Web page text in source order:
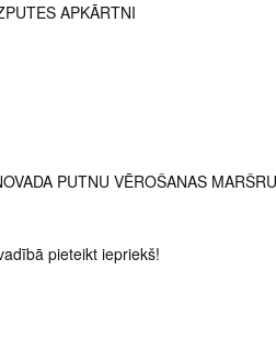
APKĀRTNI
PUTNU VĒROŠANAS
pieteikt iepriekš!